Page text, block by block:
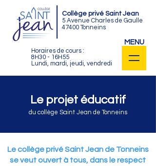
MENU
Collège privé Saint Jean
5 Avenue Charles de Gaulle
47400 Tonneins
Horaires de cours :
8H30 - 16H55
Lundi, mardi, jeudi, vendredi
Le projet éducatif
du collège Saint Jean de Tonneins
Le collège privé Saint Jean de Tonneins
se veut ouvert à tous, dans le respect